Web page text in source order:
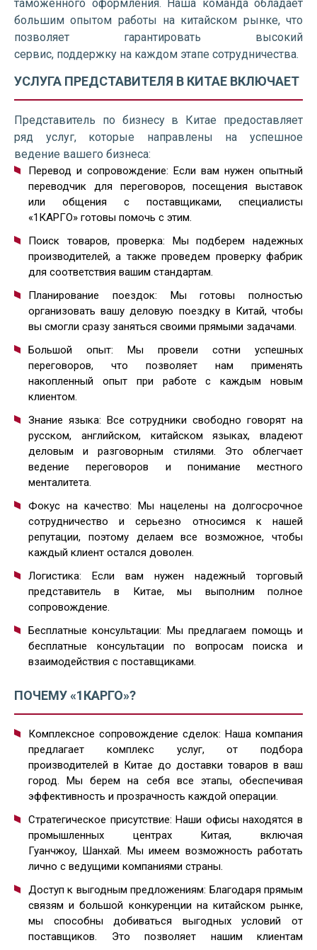
таможенного оформления. Наша команда обладает
большим опытом работы на китайском рынке, что
позволяет гарантировать высокий
сервис, поддержку на каждом этапе сотрудничества.
УСЛУГА ПРЕДСТАВИТЕЛЯ В КИТАЕ ВКЛЮЧАЕТ
Представитель по бизнесу в Китае предоставляет
ряд услуг, которые направлены на успешное
ведение вашего бизнеса:
Перевод и сопровождение: Если вам нужен опытный
переводчик для переговоров, посещения выставок
или общения с поставщиками, специалисты
«1КАРГО» готовы помочь с этим.
Поиск товаров, проверка: Мы подберем надежных
производителей, а также проведем проверку фабрик
для соответствия вашим стандартам.
Планирование поездок: Мы готовы полностью
организовать вашу деловую поездку в Китай, чтобы
вы смогли сразу заняться своими прямыми задачами.
Большой опыт: Мы провели сотни успешных
переговоров, что позволяет нам применять
накопленный опыт при работе с каждым новым
клиентом.
Знание языка: Все сотрудники свободно говорят на
русском, английском, китайском языках, владеют
деловым и разговорным стилями. Это облегчает
ведение переговоров и понимание местного
менталитета.
Фокус на качество: Мы нацелены на долгосрочное
сотрудничество и серьезно относимся к нашей
репутации, поэтому делаем все возможное, чтобы
каждый клиент остался доволен.
Логистика: Если вам нужен надежный торговый
представитель в Китае, мы выполним полное
сопровождение.
Бесплатные консультации: Мы предлагаем помощь и
бесплатные консультации по вопросам поиска и
взаимодействия с поставщиками.
ПОЧЕМУ «1КАРГО»?
Комплексное сопровождение сделок: Наша компания
предлагает комплекс услуг, от подбора
производителей в Китае до доставки товаров в ваш
город. Мы берем на себя все этапы, обеспечивая
эффективность и прозрачность каждой операции.
Стратегическое присутствие: Наши офисы находятся в
промышленных центрах Китая, включая
Гуанчжоу, Шанхай. Мы имеем возможность работать
лично с ведущими компаниями страны.
Доступ к выгодным предложениям: Благодаря прямым
связям и большой конкуренции на китайском рынке,
мы способны добиваться выгодных условий от
поставщиков. Это позволяет нашим клиентам